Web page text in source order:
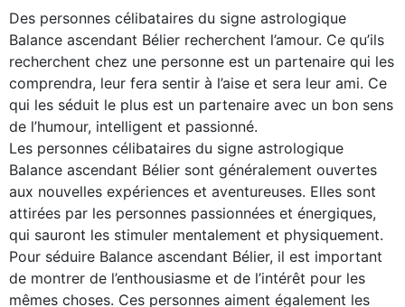
Des personnes célibataires du signe astrologique
Balance ascendant Bélier recherchent l’amour. Ce qu’ils
recherchent chez une personne est un partenaire qui les
comprendra, leur fera sentir à l’aise et sera leur ami. Ce
qui les séduit le plus est un partenaire avec un bon sens
de l’humour, intelligent et passionné.
Les personnes célibataires du signe astrologique
Balance ascendant Bélier sont généralement ouvertes
aux nouvelles expériences et aventureuses. Elles sont
attirées par les personnes passionnées et énergiques,
qui sauront les stimuler mentalement et physiquement.
Pour séduire Balance ascendant Bélier, il est important
de montrer de l’enthousiasme et de l’intérêt pour les
mêmes choses. Ces personnes aiment également les